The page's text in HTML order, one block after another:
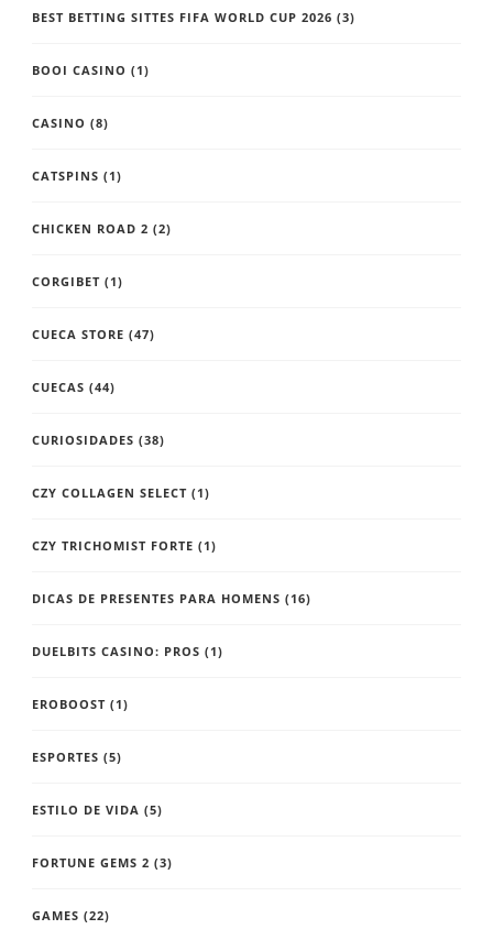
BEST BETTING SITTES FIFA WORLD CUP 2026 (3)
BOOI CASINO (1)
CASINO (8)
CATSPINS (1)
CHICKEN ROAD 2 (2)
CORGIBET (1)
CUECA STORE (47)
CUECAS (44)
CURIOSIDADES (38)
CZY COLLAGEN SELECT (1)
CZY TRICHOMIST FORTE (1)
DICAS DE PRESENTES PARA HOMENS (16)
DUELBITS CASINO: PROS (1)
EROBOOST (1)
ESPORTES (5)
ESTILO DE VIDA (5)
FORTUNE GEMS 2 (3)
GAMES (22)